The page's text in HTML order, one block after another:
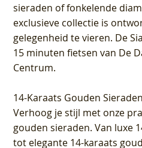
sieraden of fonkelende
exclusieve collectie is
gelegenheid te vieren. De
15 minuten fietsen van De
Centrum.
14-Karaats Gouden
Verhoog je stijl met onze
gouden sieraden. Van luxe
tot elegante 14-karaats